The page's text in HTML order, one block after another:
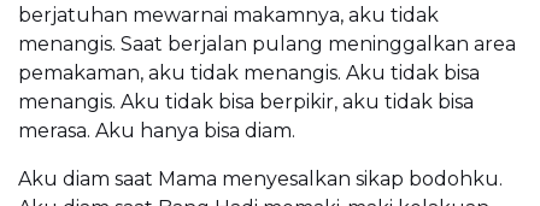
berjatuhan mewarnai makamnya, aku tidak
menangis. Saat berjalan pulang meninggalkan area
pemakaman, aku tidak menangis. Aku tidak bisa
menangis. Aku tidak bisa berpikir, aku tidak bisa
merasa. Aku hanya bisa diam.
Aku diam saat Mama menyesalkan sikap bodohku.